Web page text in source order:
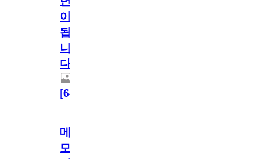
이
됩
니
다.
[64
메
모